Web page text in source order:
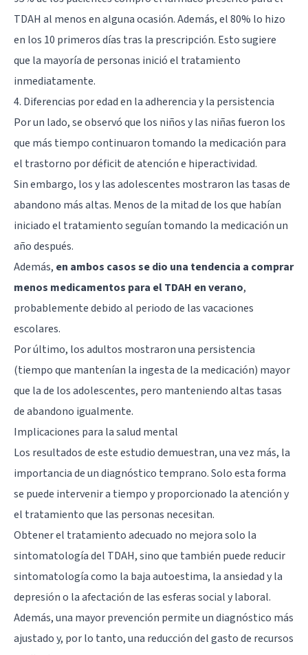
TDAH al menos en alguna ocasión. Además, el 80% lo hizo
en los 10 primeros días tras la prescripción. Esto sugiere
que la mayoría de personas inició el tratamiento
inmediatamente.
4. Diferencias por edad en la adherencia y la persistencia
Por un lado, se observó que los niños y las niñas fueron los
que más tiempo continuaron tomando la medicación para
el trastorno por déficit de atención e hiperactividad.
Sin embargo, los y las adolescentes mostraron las tasas de
abandono más altas. Menos de la mitad de los que habían
iniciado el tratamiento seguían tomando la medicación un
año después.
Además, en ambos casos se dio una tendencia a comprar
menos medicamentos para el TDAH en verano,
probablemente debido al periodo de las vacaciones
escolares.
Por último, los adultos mostraron una persistencia
(tiempo que mantenían la ingesta de la medicación) mayor
que la de los adolescentes, pero manteniendo altas tasas
de abandono igualmente.
Implicaciones para la salud mental
Los resultados de este estudio demuestran, una vez más, la
importancia de un diagnóstico temprano. Solo esta forma
se puede intervenir a tiempo y proporcionado la atención y
el tratamiento que las personas necesitan.
Obtener el tratamiento adecuado no mejora solo la
sintomatología del TDAH, sino que también puede reducir
sintomatología como la baja autoestima, la ansiedad y la
depresión o la afectación de las esferas social y laboral.
Además, una mayor prevención permite un diagnóstico más
ajustado y, por lo tanto, una reducción del gasto de recursos